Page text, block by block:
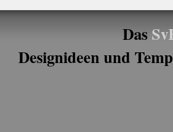
Das
Designideen und